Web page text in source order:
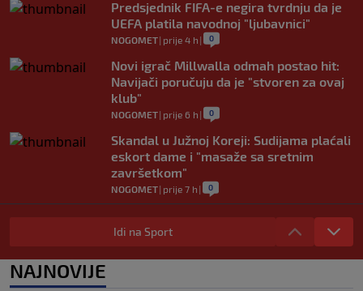
Predsjednik FIFA-e negira tvrdnju da je
UEFA platila navodnoj "ljubavnici"
NOGOMET| prije 4 h | 0
Novi igrač Millwalla odmah postao hit:
Navijači poručuju da je "stvoren za ovaj
klub"
NOGOMET| prije 6 h | 0
Skandal u Južnoj Koreji: Sudijama plaćali
eskort dame i "masaže sa sretnim
završetkom"
NOGOMET| prije 7 h | 0
Barcelona poslala prvu ponudu za
Rodrija, Manchester City traži znatno
NOGOMET|prije 7 h| 0
Idi na Sport
NAJNOVIJE